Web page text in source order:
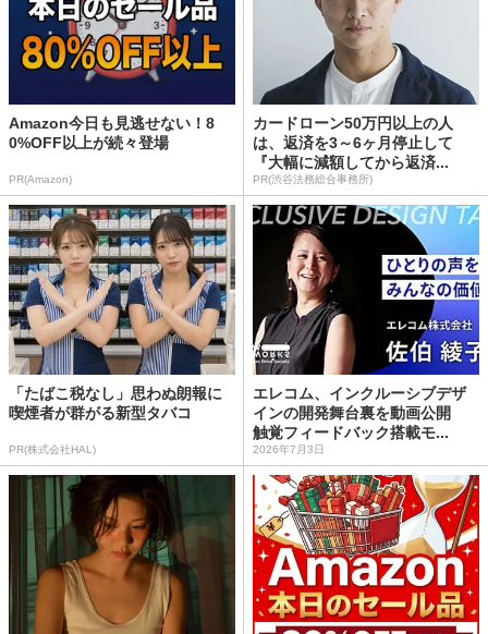
Amazon今日も見逃せない！8
0%OFF以上が続々登場
PR(Amazon)
カードローン50万円以上の人
は、返済を3～6ヶ月停止して
『大幅に減額してから返済...
PR(渋谷法務総合事務所)
「たばこ税なし」思わぬ朗報に
喫煙者が群がる新型タバコ
PR(株式会社HAL)
エレコム、インクルーシブデザ
インの開発舞台裏を動画公開
触覚フィードバック搭載モ...
2026年7月3日